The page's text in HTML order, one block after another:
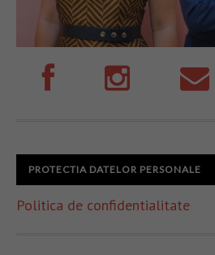
PROTECTIA DATELOR PERSONALE
Politica de confidentialitate